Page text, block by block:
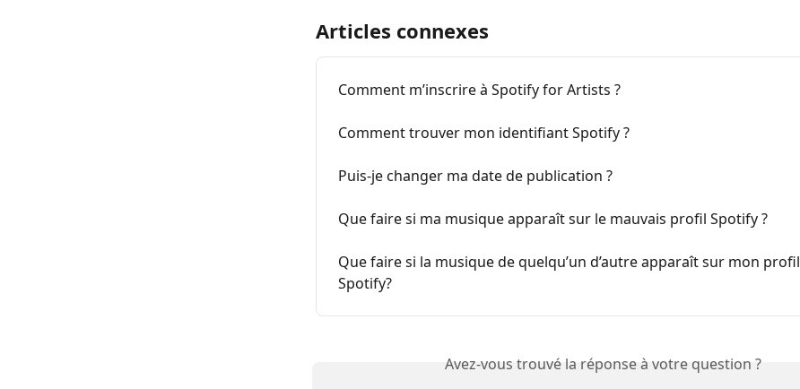
Articles connexes
Comment m’inscrire à Spotify for Artists ?
Comment trouver mon identifiant Spotify ?
Puis-je changer ma date de publication ?
Que faire si ma musique apparaît sur le mauvais profil Spotify ?
Que faire si la musique de quelqu’un d’autre apparaît sur mon profil
Spotify?
Avez-vous trouvé la réponse à votre question ?